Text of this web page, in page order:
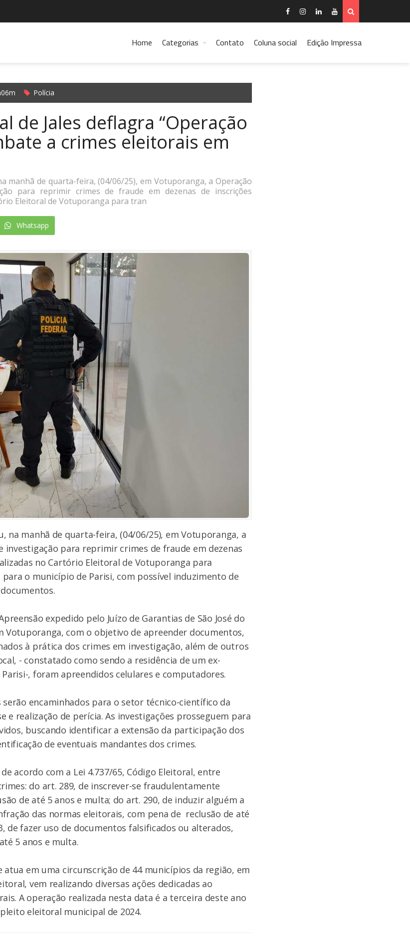
Home Categorias Contato Coluna social Edição Impressa
Polícia
de Jales deflagra “Operação
a crimes eleitorais em
manhã de quarta-feira, (04/06/25), em Votuporanga, a Operação
para reprimir crimes de fraude em dezenas de inscrições
Eleitoral de Votuporanga para tran
Whatsapp
na manhã de quarta-feira, (04/06/25), em Votuporanga, a
investigação para reprimir crimes de fraude em dezenas
no Cartório Eleitoral de Votuporanga para
o município de Parisi, com possível induzimento de
expedido pelo Juízo de Garantias de São José do
Votuporanga, com o objetivo de apreender documentos,
à prática dos crimes em investigação, além de outros
- constatado como sendo a residência de um ex-
, foram apreendidos celulares e computadores.
encaminhados para o setor técnico-científico da
e realização de perícia. As investigações prosseguem para
buscando identificar a extensão da participação dos
de eventuais mandantes dos crimes.
acordo com a Lei 4.737/65, Código Eleitoral, entre
do art. 289, de inscrever-se fraudulentamente
de até 5 anos e multa; do art. 290, de induzir alguém a
das normas eleitorais, com pena de reclusão de até
de fazer uso de documentos falsificados ou alterados,
5 anos e multa.
atua em uma circunscrição de 44 municípios da região, em
vem realizando diversas ações dedicadas ao
A operação realizada nesta data é a terceira deste ano
eleitoral municipal de 2024.